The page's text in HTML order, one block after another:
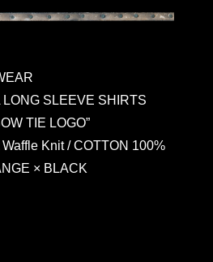
SLEEVE SHIRTS
TIE LOGO”
Knit / COTTON 100%
× BLACK